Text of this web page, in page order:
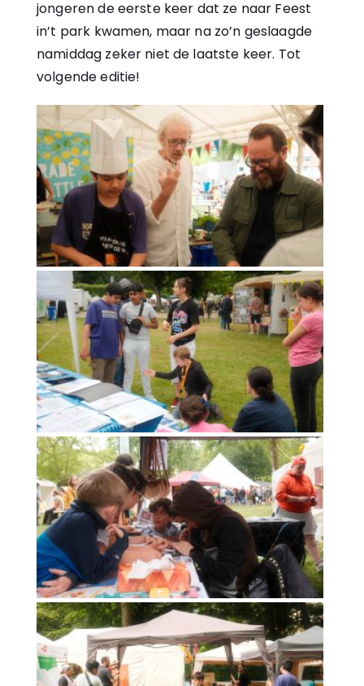
jongeren de eerste keer dat ze naar Feest
in’t park kwamen, maar na zo’n geslaagde
namiddag zeker niet de laatste keer. Tot
volgende editie!